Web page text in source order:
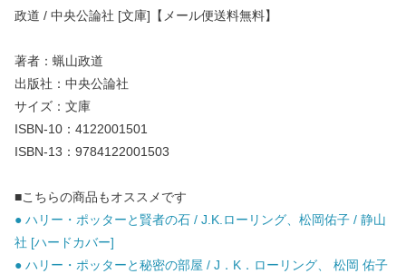
政道 / 中央公論社 [文庫]【メール便送料無料】
著者：蝋山政道
出版社：中央公論社
サイズ：文庫
ISBN-10：4122001501
ISBN-13：9784122001503
■こちらの商品もオススメです
● ハリー・ポッターと賢者の石 / J.K.ローリング、松岡佑子 / 静山
社 [ハードカバー]
● ハリー・ポッターと秘密の部屋 / J．K．ローリング、 松岡 佑子